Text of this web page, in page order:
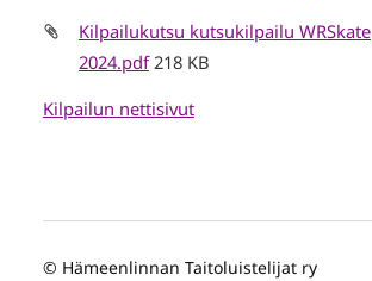
Kilpailukutsu kutsukilpailu WRSkate
2024.pdf 218 KB
Kilpailun nettisivut
© Hämeenlinnan Taitoluistelijat ry